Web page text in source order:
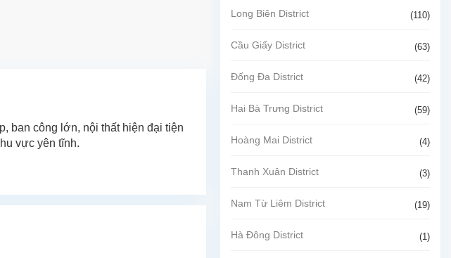
ban công lớn, nội thất hiện đại tiện
vực yên tĩnh.
Long Biên District (110)
Cầu Giấy District (63)
Đống Đa District (42)
Hai Bà Trưng District (59)
Hoàng Mai District (4)
Thanh Xuân District (3)
Nam Từ Liêm District (19)
Hà Đông District (1)